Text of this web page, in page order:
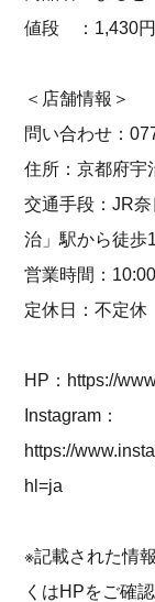
値段 ：1,430
＜店舗情報＞
問い合わせ：
住所：京都府宇
交通手段：JR
治」駅から徒歩
営業時間：
定休日：不定休
HP： https://
Instagram：
https://
hl=ja
※記載された情
くはHPをご確